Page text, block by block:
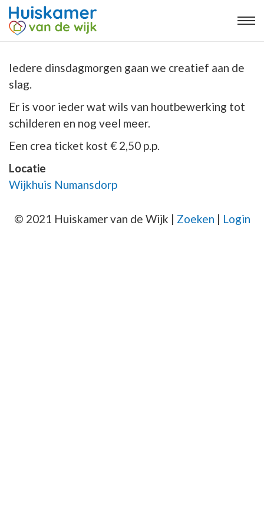
Iedere dinsdagmorgen gaan we creatief aan de
slag.
Er is voor ieder wat wils van houtbewerking tot
schilderen en nog veel meer.
Een crea ticket kost € 2,50 p.p.
Locatie
Wijkhuis Numansdorp
© 2021 Huiskamer van de Wijk | Zoeken | Login